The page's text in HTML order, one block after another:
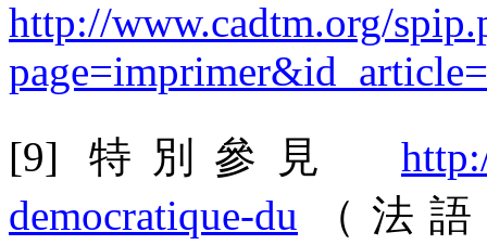
http://www.cadtm.org/
[9]特別參見
democratique-du （法